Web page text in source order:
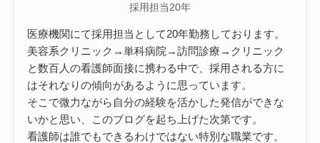
採用担当20年
医療機関にて採用担当として20年勤務しております。
美容系クリニック→単科病院→訪問診療→クリニック
と数百人の看護師面接に携わる中で、採用される方に
はそれなりの傾向があるように思っています。
そこで微力ながら自分の経験を活かした発信ができな
いかと思い、このブログを起ち上げた次第です。
看護師は誰でもできるわけではない特別な職業です。